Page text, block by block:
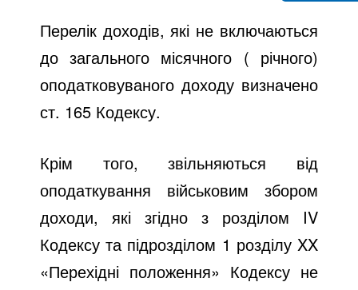
Перелік доходів, які не включаються
до загального місячного ( річного)
оподатковуваного доходу визначено
ст. 165 Кодексу.
Крім того, звільняються від
оподаткування військовим збором
доходи, які згідно з розділом IV
Кодексу та підрозділом 1 розділу XX
«Перехідні положення» Кодексу не